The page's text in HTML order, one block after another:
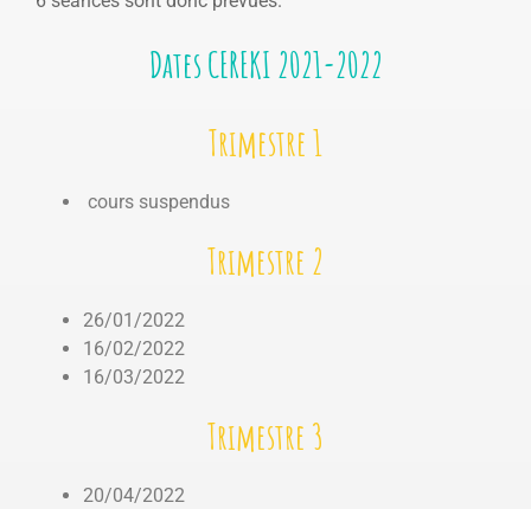
Dates CEREKI 2021-2022
Trimestre 1
cours suspendus
Trimestre 2
26/01/2022
16/02/2022
16/03/2022
Trimestre 3
20/04/2022